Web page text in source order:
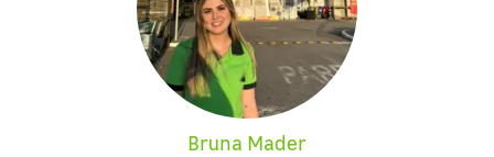
Bruna Mader